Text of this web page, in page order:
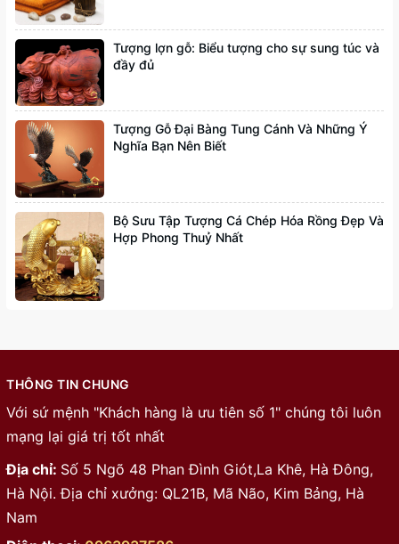
Tượng lợn gỗ: Biểu tượng cho sự sung túc và
đầy đủ
Tượng Gỗ Đại Bàng Tung Cánh Và Những Ý
Nghĩa Bạn Nên Biết
Bộ Sưu Tập Tượng Cá Chép Hóa Rồng Đẹp Và
Hợp Phong Thuỷ Nhất
THÔNG TIN CHUNG
Với sứ mệnh "Khách hàng là ưu tiên số 1" chúng tôi luôn
mạng lại giá trị tốt nhất
Địa chỉ: Số 5 Ngõ 48 Phan Đình Giót,La Khê, Hà Đông,
Hà Nội. Địa chỉ xưởng: QL21B, Mã Não, Kim Bảng, Hà
Nam